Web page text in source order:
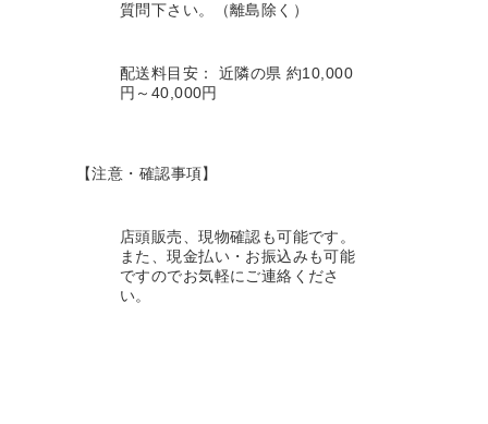
質問下さい。（離島除く）
配送料目安： 近隣の県 約10,000
円～40,000円
【注意・確認事項】
店頭販売、現物確認も可能です。
また、現金払い・お振込みも可能
ですのでお気軽にご連絡くださ
い。